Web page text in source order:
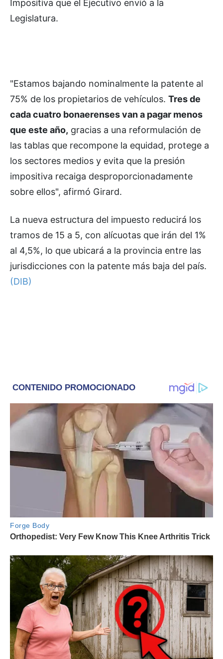
Impositiva que el Ejecutivo envió a la
Legislatura.
"Estamos bajando nominalmente la patente al
75% de los propietarios de vehículos. Tres de
cada cuatro bonaerenses van a pagar menos
que este año, gracias a una reformulación de
las tablas que recompone la equidad, protege a
los sectores medios y evita que la presión
impositiva recaiga desproporcionadamente
sobre ellos", afirmó Girard.
La nueva estructura del impuesto reducirá los
tramos de 15 a 5, con alícuotas que irán del 1%
al 4,5%, lo que ubicará a la provincia entre las
jurisdicciones con la patente más baja del país.
(DIB)